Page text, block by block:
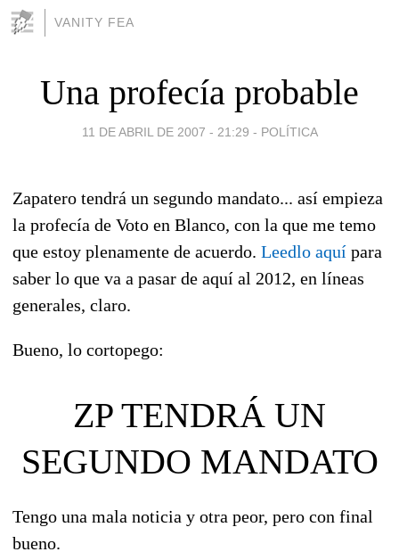
VANITY FEA
Una profecía probable
11 DE ABRIL DE 2007 - 21:29 - POLÍTICA
Zapatero tendrá un segundo mandato... así empieza
la profecía de Voto en Blanco, con la que me temo
que estoy plenamente de acuerdo. Leedlo aquí para
saber lo que va a pasar de aquí al 2012, en líneas
generales, claro.
Bueno, lo cortopego:
ZP TENDRÁ UN
SEGUNDO MANDATO
Tengo una mala noticia y otra peor, pero con final
bueno.